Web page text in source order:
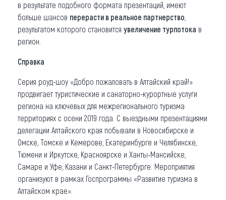
в результате подобного формата презентаций, имеют
больше шансов перерасти в реальное партнерство
результатом которого становится увеличение турпотока в
регион.
Справка
Серия роуд-шоу «Добро пожаловать в Алтайский край!»
продвигает туристические и санаторно-курортные услуги
региона на ключевых для межрегионального туризма
территориях с осени 2019 года. С выездными презентациями
делегации Алтайского края побывали в Новосибирске и
Омске, Томске и Кемерове, Екатеринбурге и Челябинске,
Тюмени и Иркутске, Красноярске и Ханты-Мансийске,
Самаре и Уфе, Казани и Санкт-Петербурге. Мероприятия
организуют в рамках Госпрограммы «Развитие туризма в
Алтайском крае».